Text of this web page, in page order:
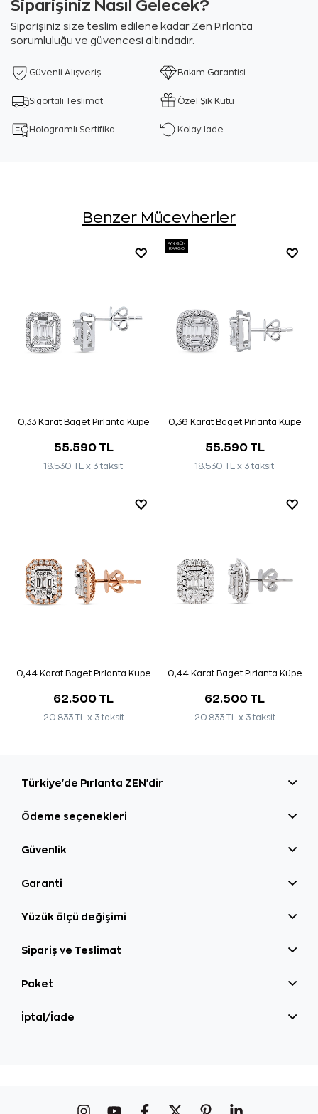
Siparişiniz Nasıl Gelecek?
Siparişiniz size teslim edilene kadar Zen Pırlanta
sorumluluğu ve güvencesi altındadır.
Güvenli Alışveriş Bakım Garantisi
Sigortalı Teslimat Özel Şık Kutu
Hologramlı Sertifika Kolay İade
Benzer Mücevherler
0,33 Karat Baget Pırlanta Küpe
55.590 TL
18.530 TL x 3 taksit
AYNI GÜN
KARGO
0,36 Karat Baget Pırlanta Küpe
55.590 TL
18.530 TL x 3 taksit
0,44 Karat Baget Pırlanta Küpe
62.500 TL
20.833 TL x 3 taksit
0,44 Karat Baget Pırlanta Küpe
62.500 TL
20.833 TL x 3 taksit
Türkiye'de Pırlanta ZEN'dir
Ödeme seçenekleri
Güvenlik
Garanti
Yüzük ölçü değişimi
Sipariş ve Teslimat
Paket
İptal/İade